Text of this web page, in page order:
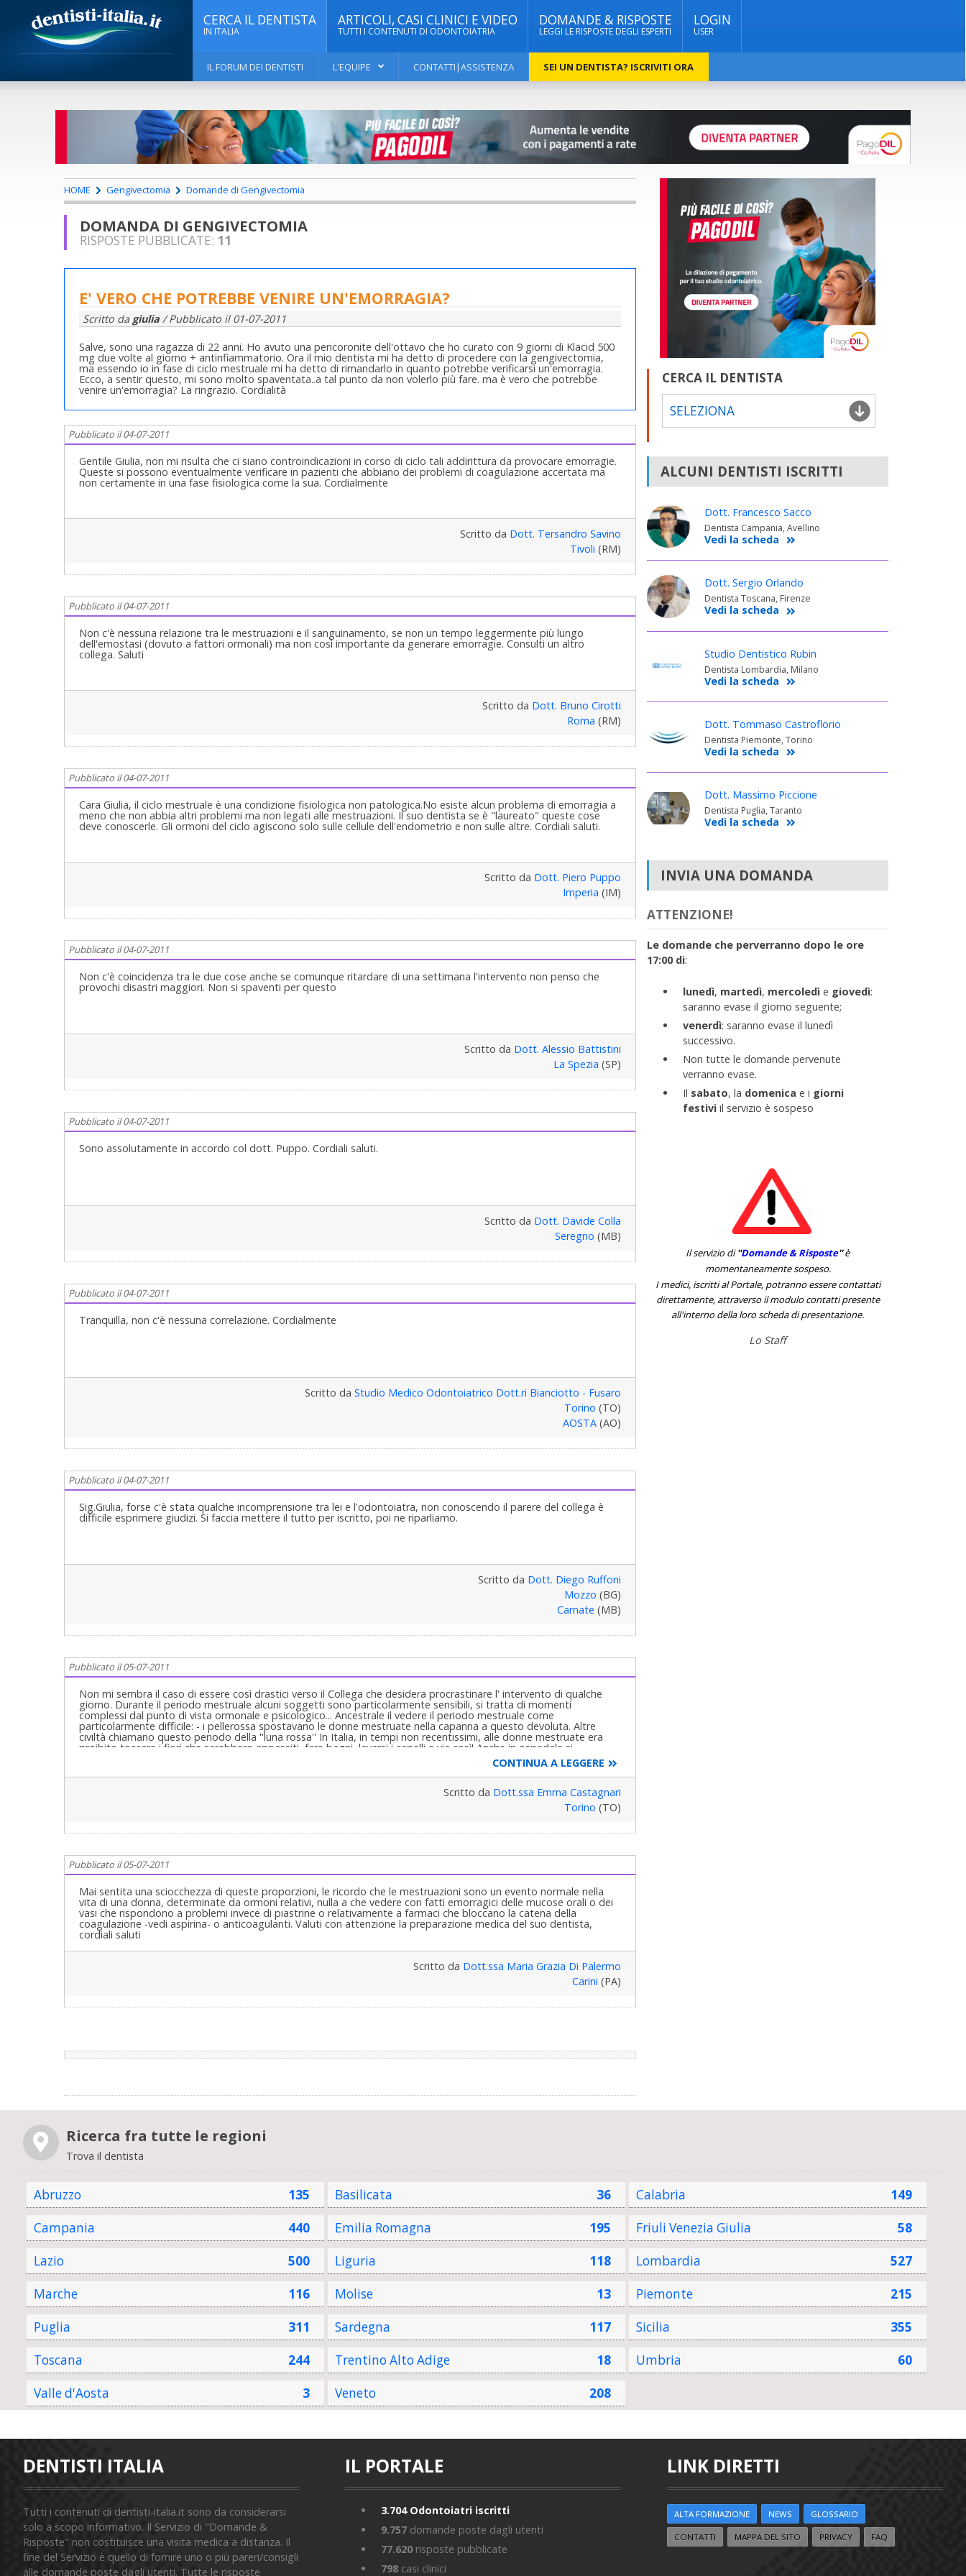
CERCA IL DENTISTA
IN ITALIA
ARTICOLI, CASI CLINICI E VIDEO
TUTTI I CONTENUTI DI ODONTOIATRIA
DOMANDE & RISPOSTE
LEGGI LE RISPOSTE DEGLI ESPERTI
LOGIN
USER
IL FORUM DEI DENTISTI L'EQUIPE CONTATTI|ASSISTENZA SEI UN DENTISTA? ISCRIVITI ORA
HOME Gengivectomia Domande di Gengivectomia
DOMANDA DI GENGIVECTOMIA
RISPOSTE PUBBLICATE: 11
E' VERO CHE POTREBBE VENIRE UN'EMORRAGIA?
Scritto da giulia / Pubblicato il 01-07-2011
Salve, sono una ragazza di 22 anni. Ho avuto una pericoronite dell'ottavo che ho curato con 9 giorni di Klacid 500
mg due volte al giorno + antinfiammatorio. Ora il mio dentista mi ha detto di procedere con la gengivectomia,
ma essendo io in fase di ciclo mestruale mi ha detto di rimandarlo in quanto potrebbe verificarsi un'emorragia.
Ecco, a sentir questo, mi sono molto spaventata..a tal punto da non volerlo più fare. ma è vero che potrebbe
venire un'emorragia? La ringrazio. Cordialità
Pubblicato il 04-07-2011
Gentile Giulia, non mi risulta che ci siano controindicazioni in corso di ciclo tali addirittura da provocare emorragie.
Queste si possono eventualmente verificare in pazienti che abbiano dei problemi di coagulazione accertata ma
non certamente in una fase fisiologica come la sua. Cordialmente
Scritto da Dott. Tersandro Savino
Tivoli (RM)
Pubblicato il 04-07-2011
Non c'è nessuna relazione tra le mestruazioni e il sanguinamento, se non un tempo leggermente più lungo
dell'emostasi (dovuto a fattori ormonali) ma non così importante da generare emorragie. Consulti un altro
collega. Saluti
Scritto da Dott. Bruno Cirotti
Roma (RM)
Pubblicato il 04-07-2011
Cara Giulia, il ciclo mestruale è una condizione fisiologica non patologica.No esiste alcun problema di emorragia a
meno che non abbia altri problemi ma non legati alle mestruazioni. Il suo dentista se è "laureato" queste cose
deve conoscerle. Gli ormoni del ciclo agiscono solo sulle cellule dell'endometrio e non sulle altre. Cordiali saluti.
Scritto da Dott. Piero Puppo
Imperia (IM)
Pubblicato il 04-07-2011
Non c'è coincidenza tra le due cose anche se comunque ritardare di una settimana l'intervento non penso che
provochi disastri maggiori. Non si spaventi per questo
Scritto da Dott. Alessio Battistini
La Spezia (SP)
Pubblicato il 04-07-2011
Sono assolutamente in accordo col dott. Puppo. Cordiali saluti.
Scritto da Dott. Davide Colla
Seregno (MB)
Pubblicato il 04-07-2011
Tranquilla, non c'è nessuna correlazione. Cordialmente
Scritto da Studio Medico Odontoiatrico Dott.ri Bianciotto - Fusaro
Torino (TO)
AOSTA(AO)
Pubblicato il 04-07-2011
Sig.Giulia, forse c'è stata qualche incomprensione tra lei e l'odontoiatra, non conoscendo il parere del collega è
difficile esprimere giudizi. Si faccia mettere il tutto per iscritto, poi ne riparliamo.
Scritto da Dott. Diego Ruffoni
Mozzo (BG)
Carnate (MB)
Pubblicato il 05-07-2011
Non mi sembra il caso di essere così drastici verso il Collega che desidera procrastinare l' intervento di qualche
giorno. Durante il periodo mestruale alcuni soggetti sono particolarmente sensibili, si tratta di momenti
complessi dal punto di vista ormonale e psicologico... Ancestrale il vedere il periodo mestruale come
particolarmente difficile: - i pellerossa spostavano le donne mestruate nella capanna a questo devoluta. Altre
civiltà chiamano questo periodo della ''luna rossa'' In Italia, in tempi non recentissimi, alle donne mestruate era
proibito toccare i fiori che sarebbero appassiti, fare bagni, lavarsi i capelli e via così! Anche in ospedale si
CONTINUA A LEGGERE
Scritto da Dott.ssa Emma Castagnari
Torino (TO)
Pubblicato il 05-07-2011
Mai sentita una sciocchezza di queste proporzioni, le ricordo che le mestruazioni sono un evento normale nella
vita di una donna, determinate da ormoni relativi, nulla a che vedere con fatti emorragici delle mucose orali o dei
vasi che rispondono a problemi invece di piastrine o relativamente a farmaci che bloccano la catena della
coagulazione -vedi aspirina- o anticoagulanti. Valuti con attenzione la preparazione medica del suo dentista,
cordiali saluti
Scritto da Dott.ssa Maria Grazia Di Palermo
Carini (PA)
CERCA IL DENTISTA
SELEZIONA
ALCUNI DENTISTI ISCRITTI
Dott. Francesco Sacco
Dentista Campania, Avellino
Vedi la scheda
Dott. Sergio Orlando
Dentista Toscana, Firenze
Vedi la scheda
Studio Dentistico Rubin
Dentista Lombardia, Milano
Vedi la scheda
Dott. Tommaso Castroflorio
Dentista Piemonte, Torino
Vedi la scheda
Dott. Massimo Piccione
Dentista Puglia, Taranto
Vedi la scheda
INVIA UNA DOMANDA
ATTENZIONE!
Le domande che perverranno dopo le ore
17:00 di:
lunedì, martedì, mercoledì e giovedì:
saranno evase il giorno seguente;
venerdì: saranno evase il lunedì
successivo.
Non tutte le domande pervenute
verranno evase.
Il sabato, la domenica e i giorni
festiviil servizio è sospeso
Il servizio di''Domande & Risposte''è
momentaneamente sospeso.
I medici, iscritti al Portale, potranno essere contattati
direttamente, attraverso il modulo contatti presente
all'interno della loro scheda di presentazione.
Lo Staff
Ricerca fra tutte le regioni
Trova il dentista
Abruzzo 135 Basilicata 36 Calabria
149
Campania
440 Emilia Romagna 195 Friuli Venezia Giulia
58
Lazio
500 Liguria 118 Lombardia
527
Marche
116 Molise 13 Piemonte
215
Puglia
311 Sardegna 117 Sicilia
355
Toscana
244 Trentino Alto Adige 18 Umbria
60
Valle d'Aosta
3 Veneto 208
DENTISTI ITALIA
Tutti i contenuti di dentisti-italia.it sono da considerarsi
solo a scopo informativo. Il Servizio di "Domande &
Risposte" non costituisce una visita medica a distanza. Il
fine del Servizio è quello di fornire uno o più pareri/consigli
alle domande poste dagli utenti. Tutte le risposte
IL PORTALE
3.704Odontoiatri iscritti
9.757 domande poste dagli utenti
77.620 risposte pubblicate
798 casi clinici
LINK DIRETTI
ALTA FORMAZIONE NEWS GLOSSARIO
CONTATTI MAPPA DEL SITO PRIVACY FAQ